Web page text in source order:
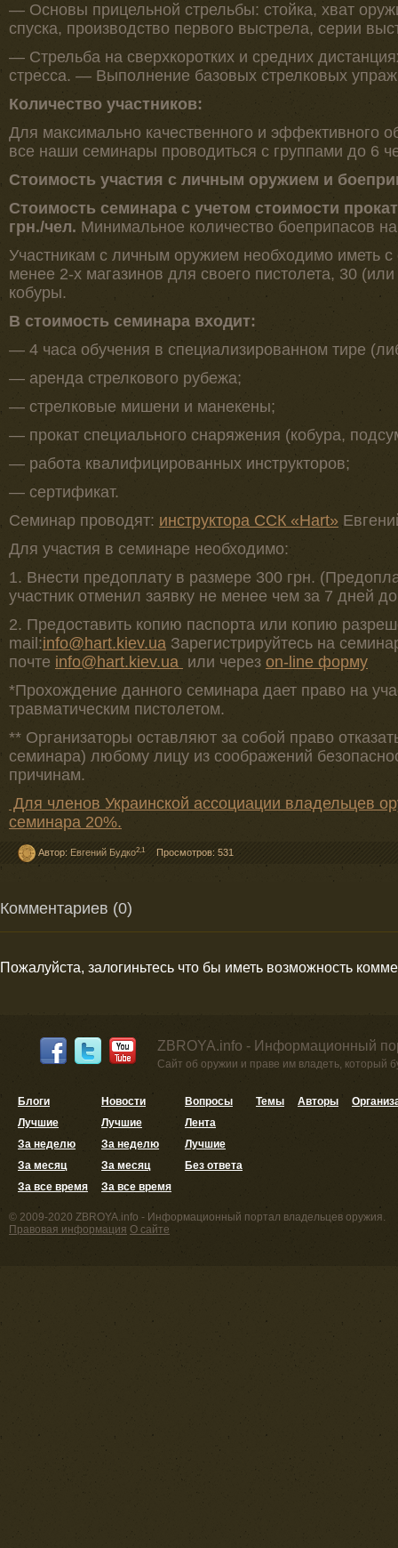
— Основы прицельной стрельбы: стойка, хват
спуска, производство первого выстрела, серии
— Стрельба на сверхкоротких и средних
стресса. — Выполнение базовых стрелковых
Количество участников:
Для максимально качественного и эффективного
все наши семинары проводиться с группами до 6
Стоимость участия с личным оружием и
Стоимость семинара с учетом стоимости
грн./чел. Минимальное количество боеприпасов
Участникам с личным оружием необходимо иметь
менее 2-х магазинов для своего пистолета, 30
кобуры.
В стоимость семинара входит:
— 4 часа обучения в специализированном тире
— аренда стрелкового рубежа;
— стрелковые мишени и манекены;
— прокат специального снаряжения (кобура,
— работа квалифицированных инструкторов;
— сертификат.
Семинар проводят: инструктора ССК «Hart»
Для участия в семинаре необходимо:
1. Внести предоплату в размере 300 грн.
участник отменил заявку не менее чем за 7 дней
2. Предоставить копию паспорта или копию
mail:info@hart.kiev.ua Зарегистрируйтесь на
почте info@hart.kiev.ua или через on-line форму
*Прохождение данного семинара дает право на
травматическим пистолетом.
** Организаторы оставляют за собой право
семинара) любому лицу из соображений
причинам.
Для членов Украинской ассоциации владельцев
семинара 20%.
Автор: Евгений Будко2,1 Просмотров: 531
Комментариев (0)
Пожалуйста, залогиньтесь что бы иметь возможность
ZBROYA.info - Информационный
Сайт об оружии и праве им владеть, который
Блоги
Лучшие
За неделю
За месяц
За все время
Новости
Лучшие
За неделю
За месяц
За все время
Вопросы
Лента
Лучшие
Без ответа
Темы Авторы
© 2009-2020 ZBROYA.info - Информационный портал владельцев оружия.
Правовая информация О сайте